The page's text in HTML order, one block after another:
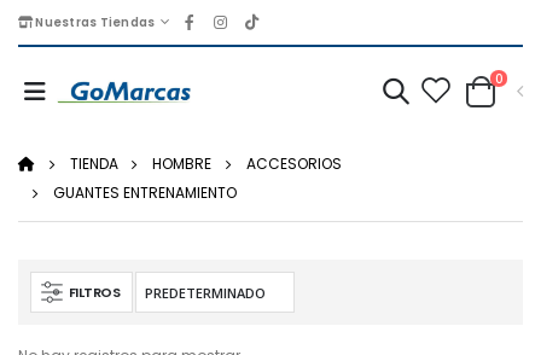
Nuestras Tiendas
0
TIENDA HOMBRE
ACCESORIOS
GUANTES ENTRENAMIENTO
FILTROS